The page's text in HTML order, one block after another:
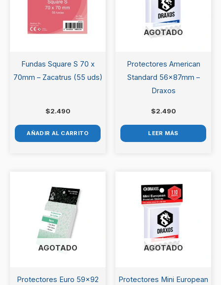
Fundas Square S 70 x
70mm – Zacatrus (55 uds)
$2.490
AÑADIR AL CARRITO
AGOTADO
Protectores American
Standard 56x87mm –
Draxos
$2.490
LEER MÁS
AGOTADO
Protectores Euro 59×92
AGOTADO
Protectores Mini European